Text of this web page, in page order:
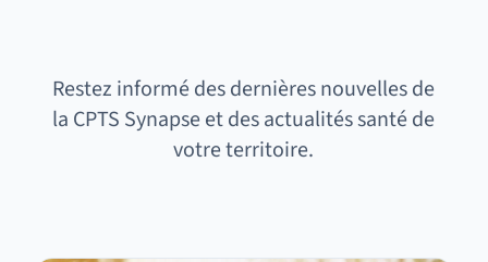
Restez informé des dernières nouvelles de
la CPTS Synapse et des actualités santé de
votre territoire.